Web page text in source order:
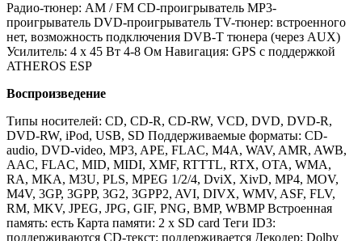
Радио-тюнер: AM / FM CD-проигрыватель MP3-
проигрыватель DVD-проигрыватель TV-тюнер: встроенного
нет, возможность подключения DVB-T тюнера (через AUX)
Усилитель: 4 х 45 Вт 4-8 Ом Навигация: GPS с поддержкой
ATHEROS ESP
Воспроизведение
Типы носителей: CD, CD-R, CD-RW, VCD, DVD, DVD-R,
DVD-RW, iPod, USB, SD Поддерживаемые форматы: CD-
audio, DVD-video, MP3, APE, FLAC, M4A, WAV, AMR, AWB,
AAC, FLAC, MID, MIDI, XMF, RTTTL, RTX, OTA, WMA,
RA, MKA, M3U, PLS, MPEG 1/2/4, DviX, XivD, MP4, MOV,
M4V, 3GP, 3GPP, 3G2, 3GPP2, AVI, DIVX, WMV, ASF, FLV,
RM, MKV, JPEG, JPG, GIF, PNG, BMP, WBMP Встроенная
память: есть Карта памяти: 2 x SD card Теги ID3:
поддерживаются CD-текст: поддерживается Декодер: Dolby